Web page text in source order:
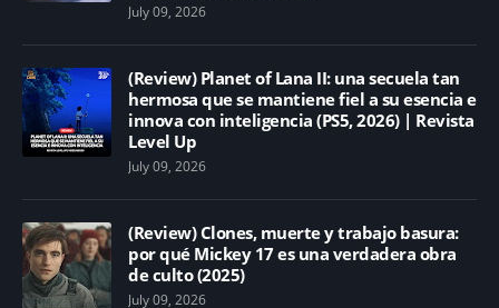
July 09, 2026
(Review) Planet of Lana II: una secuela tan
hermosa que se mantiene fiel a su esencia e
innova con inteligencia (PS5, 2026) | Revista
Level Up
July 09, 2026
(Review) Clones, muerte y trabajo basura:
por qué Mickey 17 es una verdadera obra
de culto (2025)
July 09, 2026